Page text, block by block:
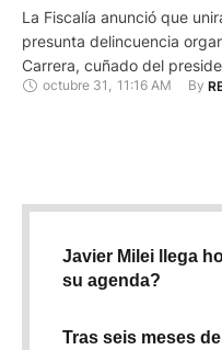
La Fiscalía anunció que
presunta delincuencia
Carrera, cuñado del
relacionado sobre los
octubre 31 , 11:16 AM By
Javier Milei llega
su agenda?
Tras seis meses